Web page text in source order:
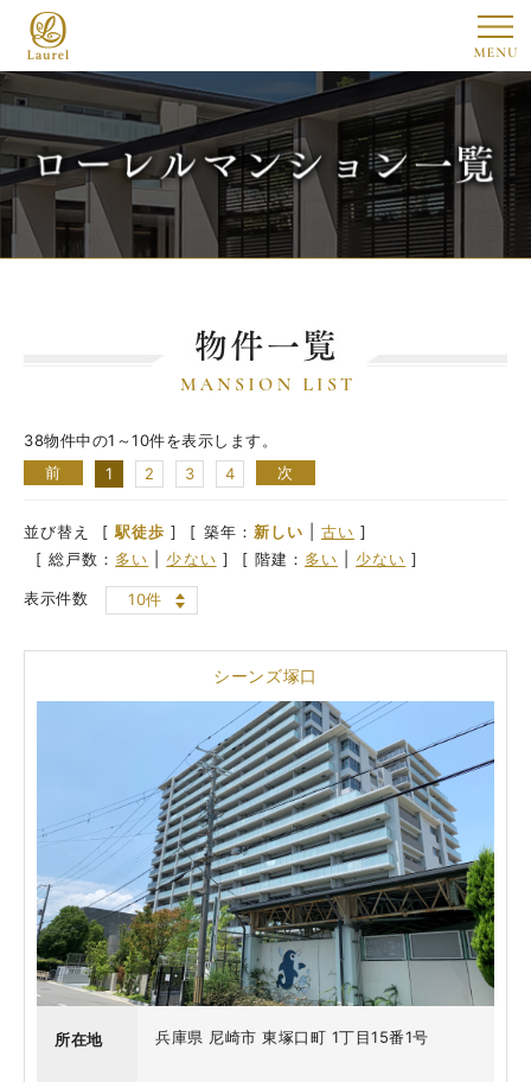
38物件中の1～10件を表示します。
前
1 2 3 4 次
並び替え [駅徒歩 ] [ 築年： 新しい 古い ]
[ 総戸数： 多い 少ない ] [ 階建： 多い 少ない ]
表示件数 10件
シーンズ塚口
所在地 兵庫県 尼崎市 東塚口町 1丁目15番1号